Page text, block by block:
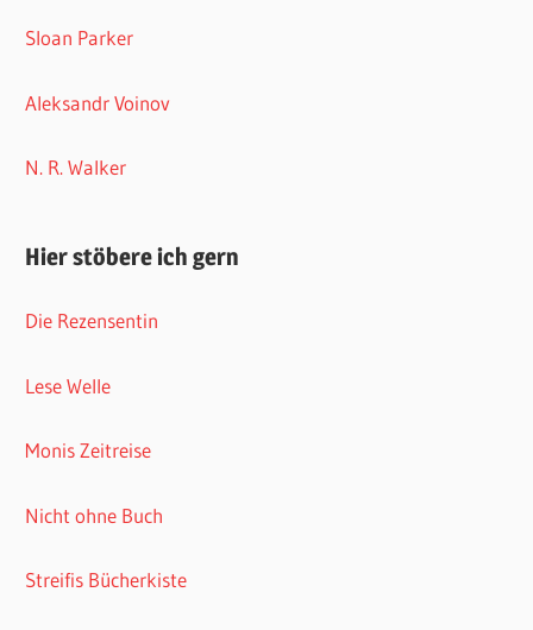
Sloan Parker
Aleksandr Voinov
N. R. Walker
Hier stöbere ich gern
Die Rezensentin
Lese Welle
Monis Zeitreise
Nicht ohne Buch
Streifis Bücherkiste